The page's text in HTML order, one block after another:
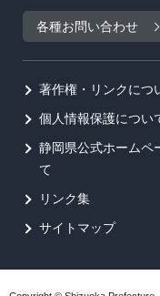
各種お問い合わせ
著作権・リンクにつ
個人情報保護につい
静岡県公式ホームペ
て
リンク集
サイトマップ